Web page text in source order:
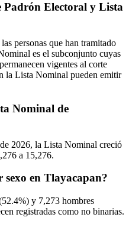
Padrón Electoral y Lista
personas que han tramitado
es el subconjunto cuyas
vigentes al corte
la Lista Nominal pueden emitir
Nominal de
2026, la Lista Nominal creció
a 15,276.
en Tlayacapan?
52.4%) y 7,273 hombres
registradas como no binarias.